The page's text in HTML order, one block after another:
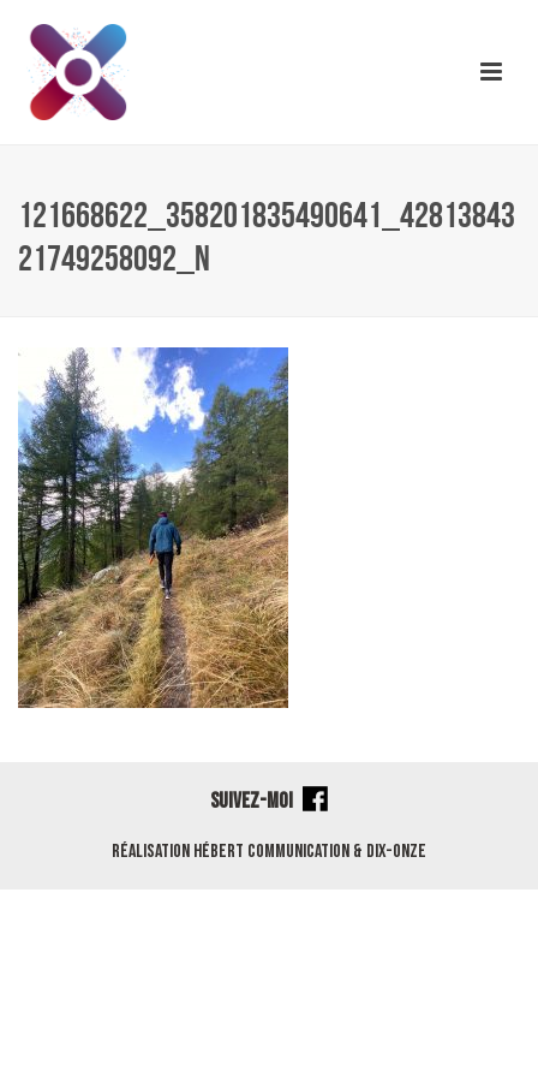
121668622_358201835490641_42813843
21749258092_N
SUIVEZ-MOI
Réalisation Hébert Communication & Dix-Onze